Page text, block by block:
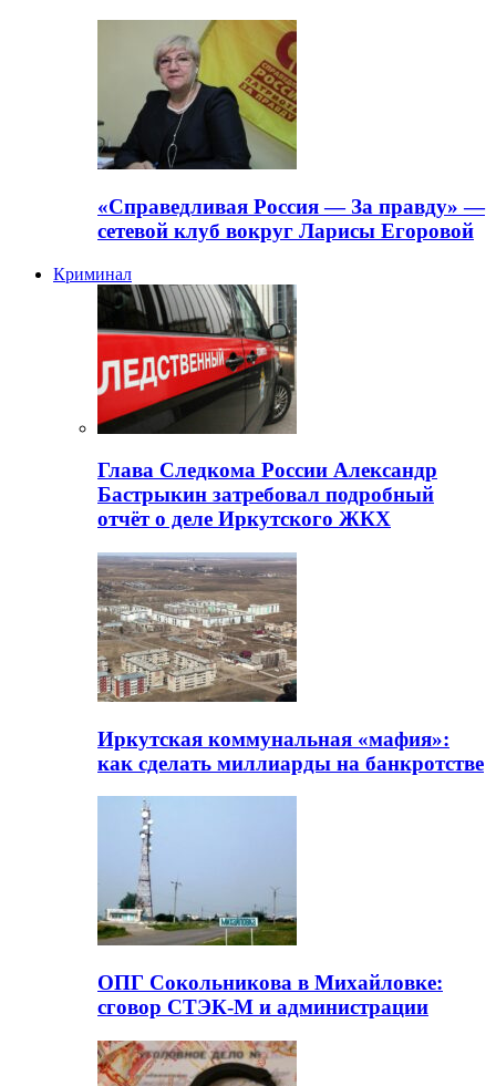
«Справедливая Россия — За правду» —
сетевой клуб вокруг Ларисы Егоровой
Криминал
Глава Следкома России Александр
Бастрыкин затребовал подробный
отчёт о деле Иркутского ЖКХ
Иркутская коммунальная «мафия»:
как сделать миллиарды на банкротстве
ОПГ Сокольникова в Михайловке:
сговор СТЭК-М и администрации